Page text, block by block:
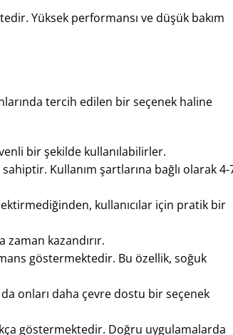
Yüksek performansı ve düşük bakım
tercih edilen bir seçenek haline
bir şekilde kullanılabilirler.
Kullanım şartlarına bağlı olarak 4-
kullanıcılar için pratik bir
zaman kazandırır.
göstermektedir. Bu özellik, soğuk
onları daha çevre dostu bir seçenek
göstermektedir. Doğru uygulamalarda